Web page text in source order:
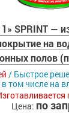
SPRINT —
на
полов
/ Быстрое
том числе на
Цена: по